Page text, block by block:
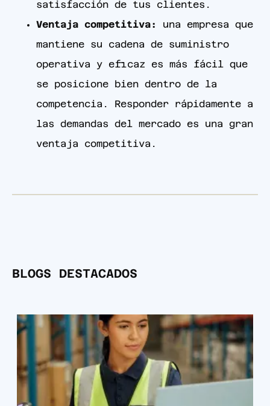
satisfacción de tus clientes.
Ventaja competitiva: una empresa que
mantiene su cadena de suministro
operativa y eficaz es más fácil que
se posicione bien dentro de la
competencia. Responder rápidamente a
las demandas del mercado es una gran
ventaja competitiva.
BLOGS DESTACADOS